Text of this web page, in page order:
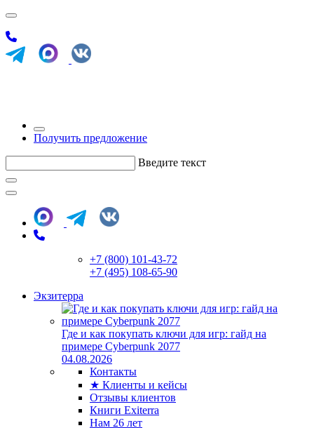
Получить предложение
Введите текст
+7 (800) 101-43-72
+7 (495) 108-65-90
Экзитерра
Где и как покупать ключи для игр: гайд на
примере Cyberpunk 2077
04.08.2026
Контакты
★ Клиенты и кейсы
Отзывы клиентов
Книги Exiterra
Нам 26 лет